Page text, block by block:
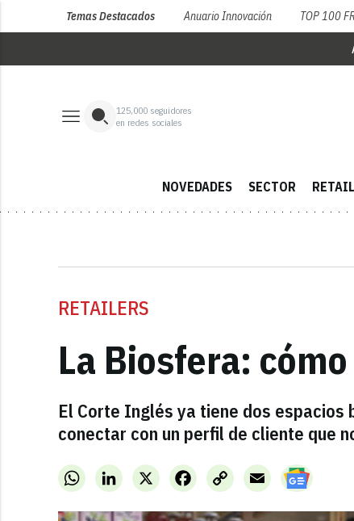
Temas Destacados Anuario Innovación TOP 100
125,000 seguidores
en redes sociales
NOVEDADES SECTOR
RETAILERS
La Biosfera:
El Corte Inglés ya tiene dos
conectar con un perfil de cliente que
WhatsAppLinkedInX FacebookCopy
Link
Email